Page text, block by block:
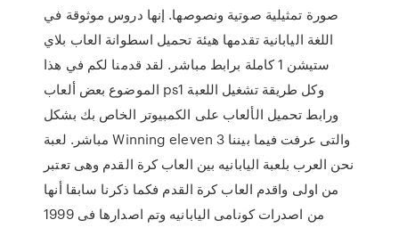
صورة تمثيلية صوتية ونصوصها. إنها دروس موثوقة في
اللغة اليابانية تقدمها هيئة تحميل اسطوانة العاب بلاي
ستيشن 1 كاملة برابط مباشر. لقد قدمنا لكم في هذا
الموضوع بعض ألعاب ps1 وكل طريقة تشغيل اللعبة
ورابط تحميل الألعاب على الكمبيوتر الخاص بك بشكل
مباشر. لعبة Winning eleven 3 والتى عرفت فيما بيننا
نحن العرب بلعبة اليابانيه بين العاب كرة القدم وهى تعتبر
من اولى واقدم العاب كرة القدم فكما ذكرنا سابقا أنها
من اصدرات كونامى اليابانيه وتم اصدارها فى 1999